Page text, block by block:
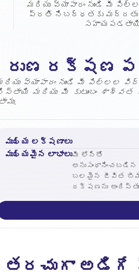
మరియు వ్యాపారం నుండి మీ
ప్రతి నిబద్ధతకు మద్దతు
రుణ రక్షణ
వ్యాపారం నుండి మీ పిల్లల
మరియు మీ కుటుంబం శాశ్వత
ముఖ్య లక్షణాలు
ముఖ్యమైన లాభాలుమీ లోన్‌తో
అనుసంధానించబడిన
బలమైన జీవిత
రక్షణను
తరచుగా అడిగే